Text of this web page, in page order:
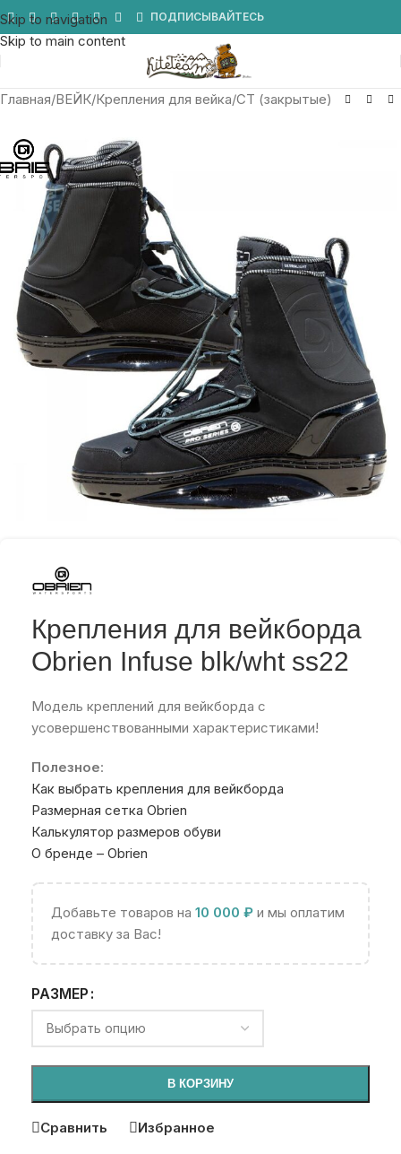
Skip to navigation
Skip to main content
ПОДПИСЫВАЙТЕСЬ
Главная/ВЕЙК/Крепления для вейка/CT (закрытые)
Крепления для вейкборда
Obrien Infuse blk/wht ss22
Модель креплений для вейкборда с
усовершенствованными характеристиками!
Полезное:
Как выбрать крепления для вейкборда
Размерная сетка Obrien
Калькулятор размеров обуви
О бренде – Obrien
Добавьте товаров на 10 000 ₽ и мы оплатим
доставку за Вас!
РАЗМЕР
В КОРЗИНУ
Сравнить Избранное